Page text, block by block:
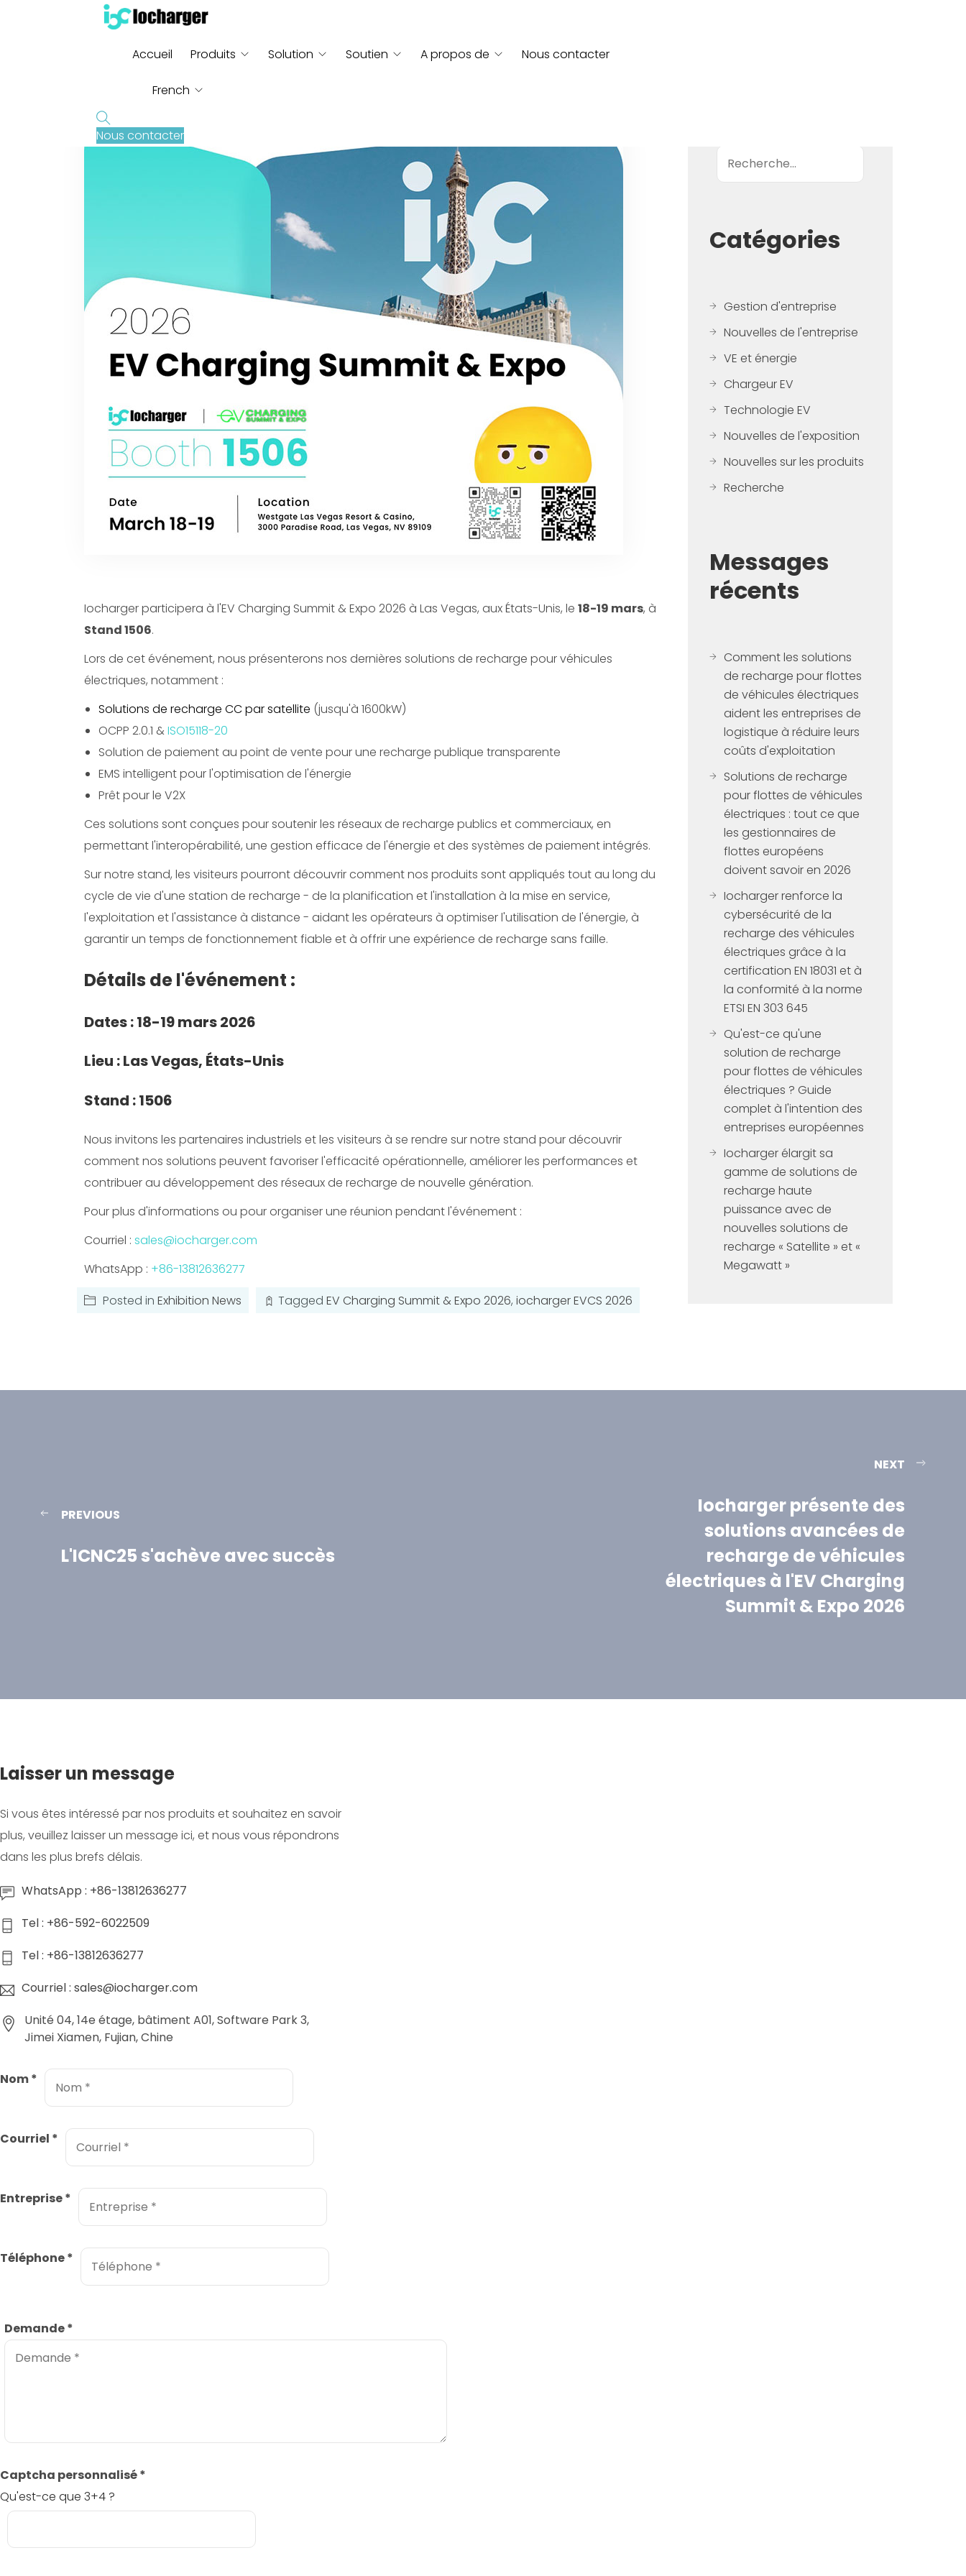
Accueil Produits Solution Soutien A propos de Nous contacter
French
English
Spanish
Portuguese
Dutch
Swedish
Nous contacter
Iocharger participera à l'EV Charging Summit & Expo 2026 à Las Vegas, aux États-Unis, le 18-19 mars, à
Stand 1506.
Lors de cet événement, nous présenterons nos dernières solutions de recharge pour véhicules
électriques, notamment :
Solutions de recharge CC par satellite (jusqu'à 1600kW)
OCPP 2.0.1 &ISO15118-20
Solution de paiement au point de vente pour une recharge publique transparente
EMS intelligent pour l'optimisation de l'énergie
Prêt pour le V2X
Ces solutions sont conçues pour soutenir les réseaux de recharge publics et commerciaux, en
permettant l'interopérabilité, une gestion efficace de l'énergie et des systèmes de paiement intégrés.
Sur notre stand, les visiteurs pourront découvrir comment nos produits sont appliqués tout au long du
cycle de vie d'une station de recharge - de la planification et l'installation à la mise en service,
l'exploitation et l'assistance à distance - aidant les opérateurs à optimiser l'utilisation de l'énergie, à
garantir un temps de fonctionnement fiable et à offrir une expérience de recharge sans faille.
Détails de l'événement :
Dates : 18-19 mars 2026
Lieu : Las Vegas, États-Unis
Stand : 1506
Nous invitons les partenaires industriels et les visiteurs à se rendre sur notre stand pour découvrir
comment nos solutions peuvent favoriser l'efficacité opérationnelle, améliorer les performances et
contribuer au développement des réseaux de recharge de nouvelle génération.
Pour plus d'informations ou pour organiser une réunion pendant l'événement :
Courriel : sales@iocharger.com
WhatsApp : +86-13812636277
Posted in Exhibition News Tagged EV Charging Summit & Expo 2026, iocharger EVCS 2026
Recherche
Catégories
Gestion d'entreprise
Nouvelles de l'entreprise
VE et énergie
Chargeur EV
Technologie EV
Nouvelles de l'exposition
Nouvelles sur les produits
Recherche
Messages
récents
Comment les solutions
de recharge pour flottes
de véhicules électriques
aident les entreprises de
logistique à réduire leurs
coûts d'exploitation
Solutions de recharge
pour flottes de véhicules
électriques : tout ce que
les gestionnaires de
flottes européens
doivent savoir en 2026
Iocharger renforce la
cybersécurité de la
recharge des véhicules
électriques grâce à la
certification EN 18031 et à
la conformité à la norme
ETSI EN 303 645
Qu'est-ce qu'une
solution de recharge
pour flottes de véhicules
électriques ? Guide
complet à l'intention des
entreprises européennes
Iocharger élargit sa
gamme de solutions de
recharge haute
puissance avec de
nouvelles solutions de
recharge « Satellite » et «
Megawatt »
PREVIOUS
L'ICNC25 s'achève avec succès
NEXT
Iocharger présente des
solutions avancées de
recharge de véhicules
électriques à l'EV Charging
Summit & Expo 2026
Laisser un message
Si vous êtes intéressé par nos produits et souhaitez en savoir
plus, veuillez laisser un message ici, et nous vous répondrons
dans les plus brefs délais.
WhatsApp : +86-13812636277
Tel : +86-592-6022509
Tel : +86-13812636277
Courriel : sales@iocharger.com
Unité 04, 14e étage, bâtiment A01, Software Park 3,
Jimei Xiamen, Fujian, Chine
Nom*
Courriel *
Entreprise*
Téléphone*
Demande*
Captcha personnalisé*
Qu'est-ce que 3+4 ?